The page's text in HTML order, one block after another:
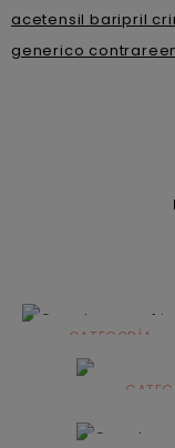
acetensil baripril
generico
CATEGORÍA
Alimentación
infantil